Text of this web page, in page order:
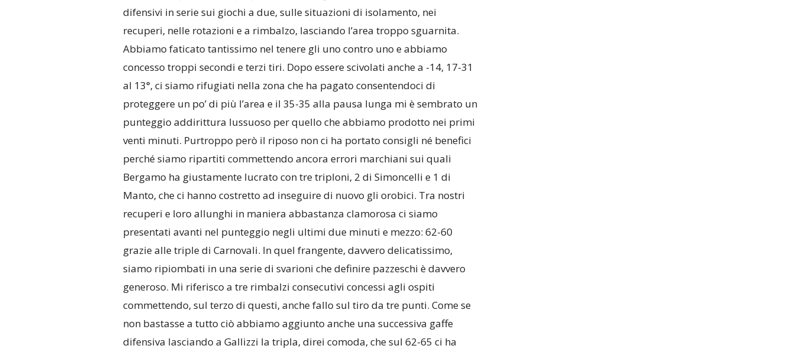
difensivi in serie sui giochi a due, sulle situazioni di isolamento, nei
recuperi, nelle rotazioni e a rimbalzo, lasciando l’area troppo sguarnita.
Abbiamo faticato tantissimo nel tenere gli uno contro uno e abbiamo
concesso troppi secondi e terzi tiri. Dopo essere scivolati anche a -14, 17-31
al 13°, ci siamo rifugiati nella zona che ha pagato consentendoci di
proteggere un po’ di più l’area e il 35-35 alla pausa lunga mi è sembrato un
punteggio addirittura lussuoso per quello che abbiamo prodotto nei primi
venti minuti. Purtroppo però il riposo non ci ha portato consigli né benefici
perché siamo ripartiti commettendo ancora errori marchiani sui quali
Bergamo ha giustamente lucrato con tre triploni, 2 di Simoncelli e 1 di
Manto, che ci hanno costretto ad inseguire di nuovo gli orobici. Tra nostri
recuperi e loro allunghi in maniera abbastanza clamorosa ci siamo
presentati avanti nel punteggio negli ultimi due minuti e mezzo: 62-60
grazie alle triple di Carnovali. In quel frangente, davvero delicatissimo,
siamo ripiombati in una serie di svarioni che definire pazzeschi è davvero
generoso. Mi riferisco a tre rimbalzi consecutivi concessi agli ospiti
commettendo, sul terzo di questi, anche fallo sul tiro da tre punti. Come se
non bastasse a tutto ciò abbiamo aggiunto anche una successiva gaffe
difensiva lasciando a Gallizzi la tripla, direi comoda, che sul 62-65 ci ha